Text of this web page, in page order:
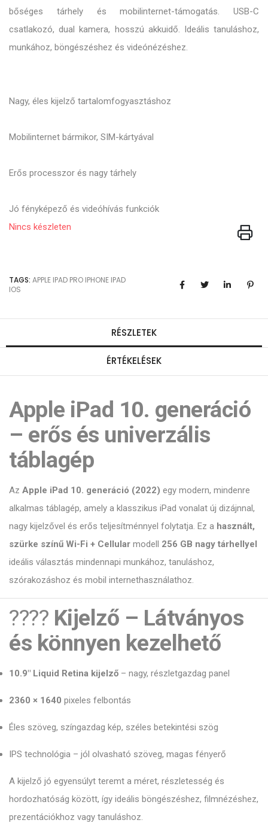
bőséges tárhely és mobilinternet-támogatás. USB-C
csatlakozó, dual kamera, hosszú akkuidő. Ideális tanuláshoz,
munkához, böngészéshez és videónézéshez.
Nagy, éles kijelző tartalomfogyasztáshoz
Mobilinternet bármikor, SIM-kártyával
Erős processzor és nagy tárhely
Jó fényképező és videóhívás funkciók
Nincs készleten
TAGS: APPLE IPAD PRO IPHONE IPAD
IOS
RÉSZLETEK
ÉRTÉKELÉSEK
Apple iPad 10. generáció
– erős és univerzális
táblagép
Az Apple iPad 10. generáció (2022) egy modern, mindenre
alkalmas táblagép, amely a klasszikus iPad vonalat új dizájnnal,
nagy kijelzővel és erős teljesítménnyel folytatja. Ez a használt,
szürke színű Wi-Fi + Cellular modell 256 GB nagy tárhellyel
ideális választás mindennapi munkához, tanuláshoz,
szórakozáshoz és mobil internethasználathoz.
???? Kijelző – Látványos
és könnyen kezelhető
10.9″ Liquid Retina kijelző – nagy, részletgazdag panel
2360 × 1640 pixeles felbontás
Éles szöveg, színgazdag kép, széles betekintési szög
IPS technológia – jól olvasható szöveg, magas fényerő
A kijelző jó egyensúlyt teremt a méret, részletesség és
hordozhatóság között, így ideális böngészéshez, filmnézéshez,
prezentációkhoz vagy tanuláshoz.